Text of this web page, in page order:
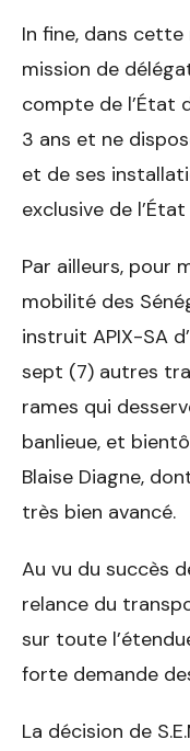
In fine, dans cette
mission de
compte de l’État
3 ans et ne
et de ses
exclusive de
Par ailleurs, pour
mobilité des
instruit APIX-SA
sept (7) autres
rames qui
banlieue, et
Blaise Diagne,
très bien avancé.
Au vu du succès
relance du
sur toute
forte demande
La décision de